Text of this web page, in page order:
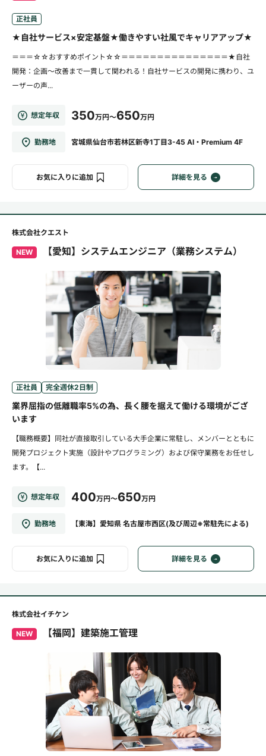
正社員
★自社サービス×安定基盤★働きやすい社風でキャリアアップ★
＝＝＝☆☆おすすめポイント☆☆＝＝＝＝＝＝＝＝＝＝＝＝＝＝＝★自社
開発：企画～改善まで一貫して関われる！自社サービスの開発に携わり、ユ
ーザーの声...
想定年収 350万円～650万円
勤務地 宮城県仙台市若林区新寺1丁目3-45 AI・Premium 4F
お気に入りに追加 詳細を見る
株式会社クエスト
NEW 【愛知】システムエンジニア（業務システム）
正社員 完全週休2日制
業界屈指の低離職率5%の為、長く腰を据えて働ける環境がござ
います
【職務概要】同社が直接取引している大手企業に常駐し、メンバーとともに
開発プロジェクト実施（設計やプログラミング）および保守業務をお任せし
ます。【...
想定年収 400万円～650万円
勤務地 【東海】愛知県 名古屋市西区(及び周辺※常駐先による)
お気に入りに追加 詳細を見る
株式会社イチケン
NEW 【福岡】建築施工管理